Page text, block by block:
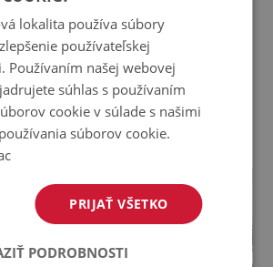
pod stoličku sa môžu líšiť od vizualizácie
na použitie na tvrdom povrchu. Pri
povrch sa môže ohnúť a posunúť.
PRODUKTU
lokalita používa súbory
používateľskej
Používaním našej webovej
súhlas s používaním
cookie v súlade s našimi
súborov cookie.
PRIJAŤ VŠETKO
PODROBNOSTI